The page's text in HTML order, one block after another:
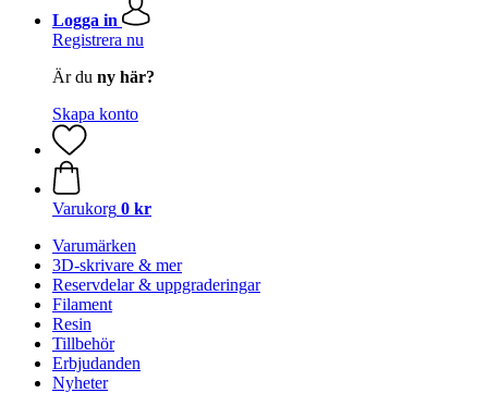
Logga in
Registrera nu
Är du ny här?
Skapa konto
Varukorg 0 kr
Varumärken
3D-skrivare & mer
Reservdelar & uppgraderingar
Filament
Resin
Tillbehör
Erbjudanden
Nyheter